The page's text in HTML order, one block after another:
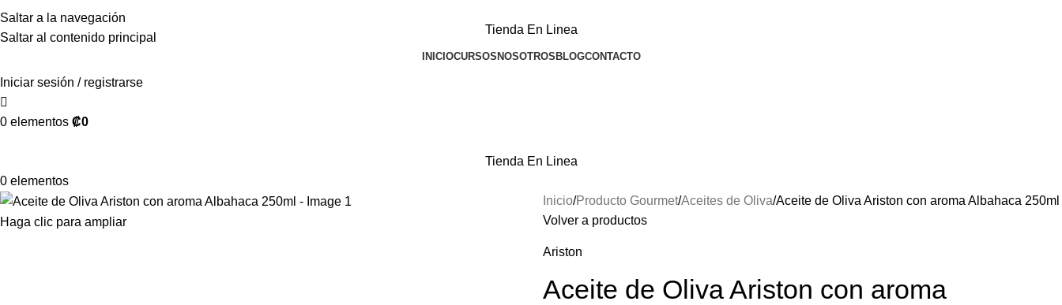
Saltar a la navegación
Saltar al contenido principal
Tienda En Linea
INICIOCURSOSNOSOTROSBLOGCONTACTO
Iniciar sesión / registrarse
0 elementos ₡0
Tienda En Linea
0 elementos
Haga clic para ampliar
Inicio Producto Gourmet Aceites de Oliva Aceite de Oliva Ariston con aroma Albahaca 250ml
Volver a productos
Ariston
Aceite de Oliva Ariston con aroma